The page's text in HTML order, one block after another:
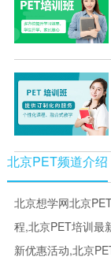
北京PET频道介绍
北京想学网北京
程,北京PET培训最
新优惠活动,北京